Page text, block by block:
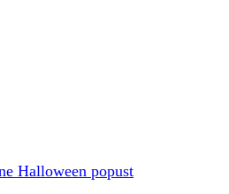
Halloween popust